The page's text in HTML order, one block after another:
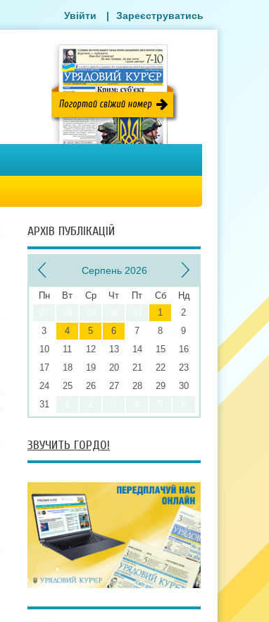
Увійти | Зареєструватись
АРХІВ ПУБЛІКАЦІЙ
Серпень 2026
Пн Вт Ср Чт Пт Сб
Нд
1
2
3
4 5 6 7 8
9
10
11 12 13 14 15
16
17
18 19 20 21 22
23
24
25 26 27 28 29
30
31
ЗВУЧИТЬ ГОРДО!